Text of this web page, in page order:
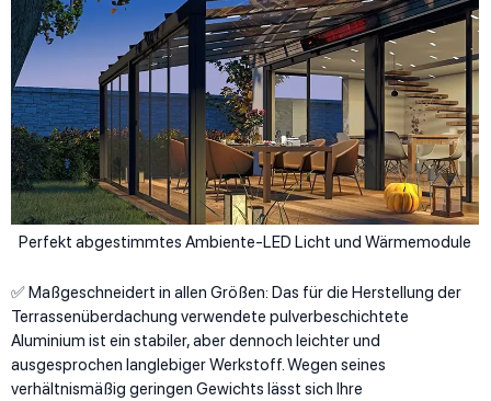
Perfekt abgestimmtes Ambiente-LED Licht und Wärmemodule
✅ Maßgeschneidert in allen Größen: Das für die Herstellung der
Terrassenüberdachung verwendete pulverbeschichtete
Aluminium ist ein stabiler, aber dennoch leichter und
ausgesprochen langlebiger Werkstoff. Wegen seines
verhältnismäßig geringen Gewichts lässt sich Ihre